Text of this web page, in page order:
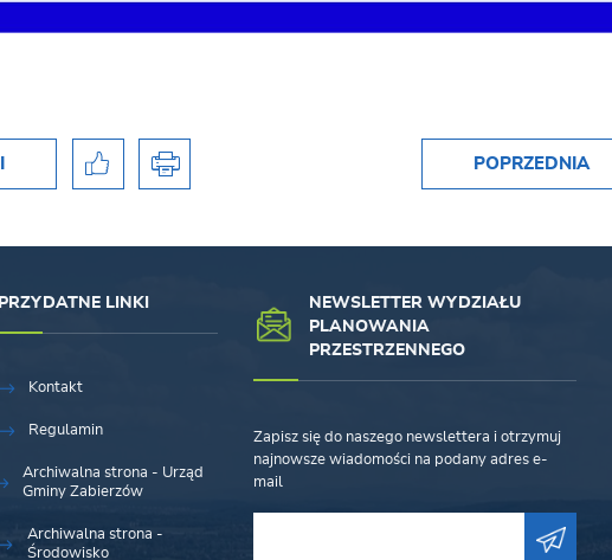
POPRZEDNIA
PRZYDATNE LINKI
Kontakt
Regulamin
Archiwalna strona - Urząd
Gminy Zabierzów
Archiwalna strona -
Środowisko
NEWSLETTER WYDZIAŁU
PLANOWANIA
PRZESTRZENNEGO
Zapisz się do naszego newslettera i otrzymuj
najnowsze wiadomości na podany adres e-
mail